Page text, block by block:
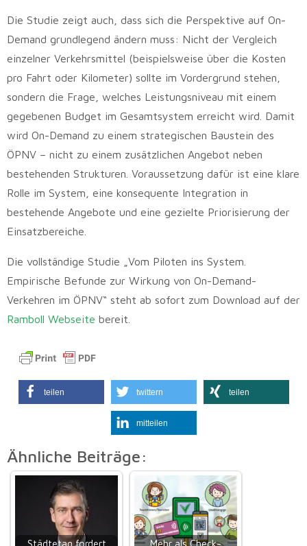
Die Studie zeigt auch, dass sich die Perspektive auf On-
Demand grundlegend ändern muss: Nicht der Vergleich
einzelner Verkehrsmittel (beispielsweise über die Kosten
pro Fahrt oder Kilometer) sollte im Vordergrund stehen,
sondern die Frage, welches Leistungsniveau mit einem
gegebenen Budget im Gesamtsystem erreicht wird. Damit
wird On-Demand zu einem strategischen Baustein des
ÖPNV – nicht zu einem zusätzlichen Angebot neben
bestehenden Strukturen. Voraussetzung dafür ist eine klare
Rolle im System, eine konsequente Integration in
bestehende Angebote und eine gezielte Priorisierung der
Einsatzbereiche.
Die vollständige Studie „Vom Piloten ins System.
Empirische Befunde zur Wirkung von On-Demand-
Verkehren im ÖPNV“ steht ab sofort zum Download auf der
Ramboll Webseite bereit.
teilen twittern teilen
mitteilen
Ähnliche Beiträge: